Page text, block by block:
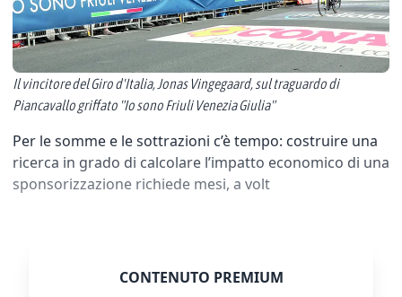
Il vincitore del Giro d'Italia, Jonas Vingegaard, sul traguardo di
Piancavallo griffato "Io sono Friuli Venezia Giulia"
Per le somme e le sottrazioni c’è tempo: costruire una
ricerca in grado di calcolare l’impatto economico di una
sponsorizzazione richiede mesi, a volt
CONTENUTO PREMIUM